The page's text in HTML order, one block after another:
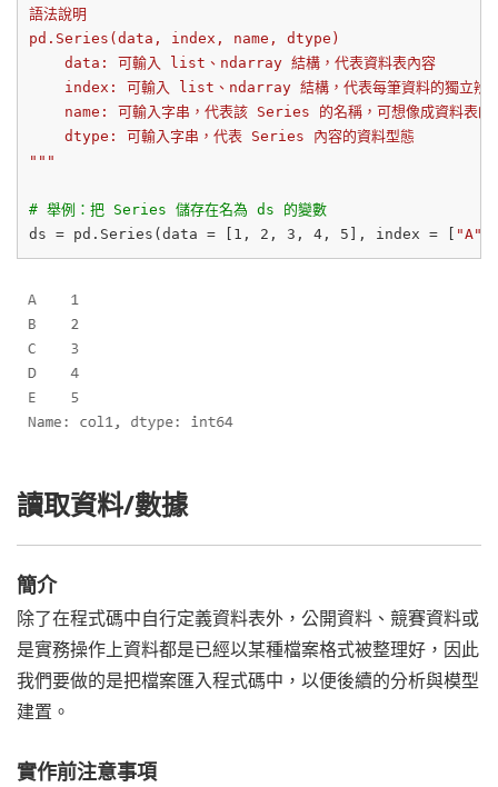
語法說明
pd.Series(data, index, name, dtype)
    data: 可輸入 list、ndarray 結構，代表資料表內容
index: 可輸入 list、ndarray 結構，代表每筆資料的獨立辨識
name: 可輸入字串，代表該 Series 的名稱，可想像成資料表
    dtype: 可輸入字串，代表 Series 內容的資料型態
"""
# 舉例：把 Series 儲存在名為 ds 的變數
ds = pd.Series(data = [ 1 , 2 , 3 , 4 , 5 ], index = [ "A"
讀取資料/數據
簡介
除了在程式碼中自行定義資料表外，公開資料、競賽資料或
是實務操作上資料都是已經以某種檔案格式被整理好，因此
我們要做的是把檔案匯入程式碼中，以便後續的分析與模型
建置。
實作前注意事項